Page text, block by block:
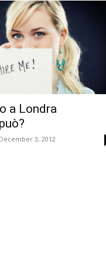
a Londra
December 3, 2012